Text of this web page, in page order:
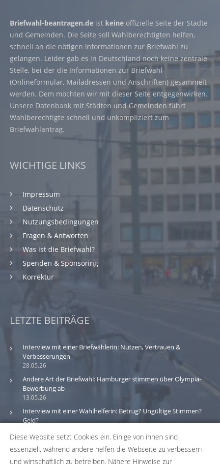
Briefwahl-beantragen.de ist keine offizielle Seite der Städte
und Gemeinden. Die Seite soll Wahlberechtigten helfen,
schnell an die nötigen Informationen zur Briefwahl zu
gelangen. Leider gab es in Deutschland noch keine zentrale
Stelle, bei der die Informationen zur Briefwahl
(Onlineformular, Mailadressen und Anschriften) gesammelt
werden. Dem möchten wir mit dieser Seite entgegenwirken.
Unsere Datenbank mit Städten und Gemeinden führt
Wahlberechtigte schnell und unkompliziert zum
Briefwahlantrag.
WICHTIGE LINKS
Impressum
Datenschutz
Nutzungsbedingungen
Fragen & Antworten
Was ist die Briefwahl?
Spenden & Sponsoring
Korrektur
LETZTE BEITRÄGE
28.05.26
Interview mit einer Briefwählerin: Nutzen, Vertrauen &
Verbesserungen
13.05.26
Andere Art der Briefwahl: Hamburger stimmen über Olympia-
Bewerbung ab
Interview mit einer Wahlhelferin: Betrug? Ungültige Stimmen?
Geld?
Bitte beachte: Wir versuchen alle Daten und Informationen
Diese Website setzt Cookies ein. Einige von ihnen sind
essenziell, während andere helfen die Webseite zu verbessern
und wirtschaftlich zu betreiben. Nähere Hinweise zur